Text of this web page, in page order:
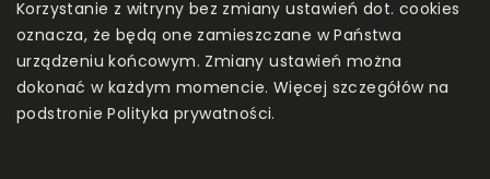
Korzystanie z witryny bez zmiany ustawień dot. cookies
oznacza, że będą one zamieszczane w Państwa
urządzeniu końcowym. Zmiany ustawień można
dokonać w każdym momencie. Więcej szczegółów na
podstroniePolityka prywatności.